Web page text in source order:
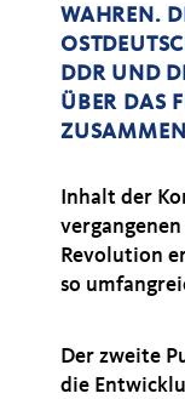
WAHREN.
DDR UND
ÜBER DAS
Inhalt der
Revolution
so
Der zweite
die